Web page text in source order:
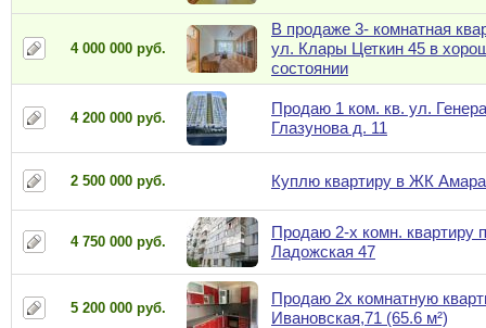
4 000 000 руб.
В продаже 3- комнатная
ул. Клары Цеткин 45 в
состоянии
4 200 000 руб.
Продаю 1 ком. кв. ул.
Глазунова д. 11
2 500 000 руб. Куплю квартиру в ЖК
4 750 000 руб.
Продаю 2-х комн. квартиру
Ладожская 47
5 200 000 руб.
Продаю 2х комнатную
Ивановская,71 (65.6 м²)